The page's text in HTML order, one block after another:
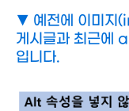
▼ 예전에 이미지
게시글과 최근에
입니다.